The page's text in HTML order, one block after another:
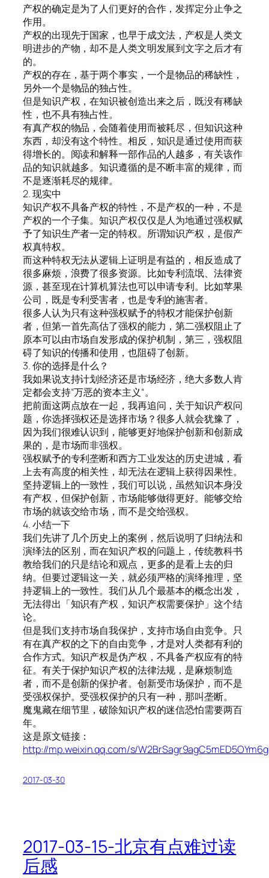
产权的确定是为了人们更好的合作，发挥定分止争之
作用。
产权的出现先于国家，也早于成文法，产权是人类文
明进步的产物，却不是人类文明发展到文字之后才有
的。
产权的存在，基于两个事实，一个是物品的稀缺性，
另外一个是物品的独占性。
但是知识产权，在知识被创造出来之后，既没有稀缺
性，也不具有独占性。
有真产权的物品，会随着使用而被耗尽，但知识这种
东西，却没有这个特性。相反，知识是通过使用而获
得增长的。阅读和解释一部作品的人越多，有关该作
品的知识就越多。知识遵循的是不断丰富的规律，而
不是逐渐耗尽的规律。
2. 现实中
知识产权不具备产权的特性，不是产权的一种，不是
产权的一个子集。知识产权仅仅是人为地通过强权赋
予了知识生产者一定的特权。所谓知识产权，是假产
权真特权。
而这种特权无法从逻辑上证明是有益的，相反造成了
很多麻烦，浪费了很多资源。比如专利流氓、法律资
源，甚至现在计算机算法也可以申请专利。比如苹果
公司，既是专利受害者，也是专利的施害者。
很多人认为只有这种强权赋予的特权才能保护创新
者，但第一首先高估了强权的能力，第二强权阻止了
原本可以由市场自发形成的保护机制，第三，强权阻
碍了知识的传播和使用，也阻碍了创新。
3. 你的选择是什么？
我如果说支持计划经济还是市场经济，绝大多数人肯
定都会支持“万恶的资本主义“。
把前面这两点放在一起，我再追问，关于知识产权问
题，你选择强权还是选择市场？很多人就会犹豫了，
因为我们很难认识到，能够更好地保护创新和创新成
果的，是市场而非强权。
强权赋予的专利垄断和西方工业发达的历史进城，看
上去有高度的相关性，却无法在逻辑上获得因果性。
坚持逻辑上的一致性，我们可以说，虽然知识本身没
有产权，但保护创新，市场能够做得更好。能够交给
市场的就该交给市场，而不是交给强权。
4. 小结一下
我们先讲了几个历史上的案例，然后说明了归纳法和
演绎法的区别，而在知识产权的问题上，传统教科书
教给我们的只是结论和观点，更多的是看上去的归
纳。但要过逻辑这一关，就必须严格的演绎推理，坚
持逻辑上的一致性。我们从几个最基本的概念出发，
无法得出「知识有产权，知识产权需要保护」这个结
论。
但是我们支持市场自我保护，支持市场自由竞争。只
有在真产权的之下的自由竞争，才是对人类都有利的
合作方式。知识产权是伪产权，不具备产权应有的特
征。有关于保护知识产权的法律法规，是麻烦制造
者，而不是创新的保护者。创新受市场保护，而不是
受强权保护。受强权保护的只有一种，那叫垄断。
魔鬼藏在细节里，破除知识产权的迷信恐怕需要两百
年。
这是原文链接：
http://mp.weixin.qq.com/s/W2BrSagr9agC5mED5OYm6g
2017-03-30
2017-03-15-北京有点难过读
后感